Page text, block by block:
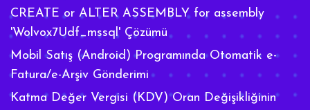
CREATE or ALTER ASSEMBLY for assembly
'Wolvox7Udf_mssql' Çözümü
Mobil Satış (Android) Programında Otomatik e-
Fatura/e-Arşiv Gönderimi
Katma Değer Vergisi (KDV) Oran Değişikliğinin